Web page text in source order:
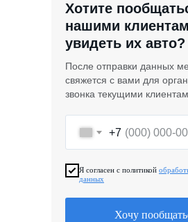
+7
Я согласен с политикой
данных
Хочу
Хотите
нашими
увидеть их авто?
После отправки данных
свяжется с вами для
звонка текущими